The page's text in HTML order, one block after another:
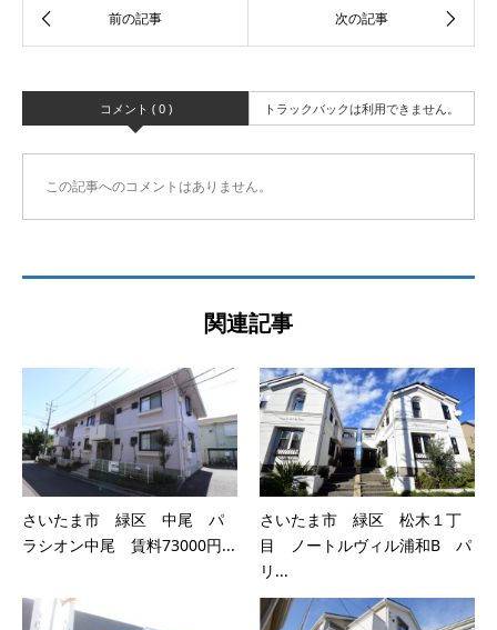
コメント ( 0 ) トラックバックは利用できません。
この記事へのコメントはありません。
関連記事
さいたま市 緑区 中尾 パ
ラシオン中尾 賃料73000円...
さいたま市 緑区 松木１丁
目 ノートルヴィル浦和B パ
リ...